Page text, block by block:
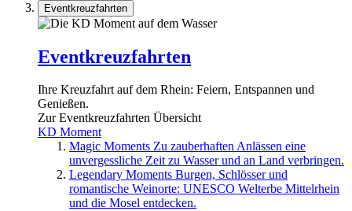
Eventkreuzfahrten
Eventkreuzfahrten
Ihre Kreuzfahrt auf dem Rhein: Feiern, Entspannen und
Genießen.
Zur Eventkreuzfahrten Übersicht
KD Moment
Magic Moments Zu zauberhaften Anlässen eine
unvergessliche Zeit zu Wasser und an Land verbringen.
Legendary Moments Burgen, Schlösser und
romantische Weinorte: UNESCO Welterbe Mittelrhein
und die Mosel entdecken.